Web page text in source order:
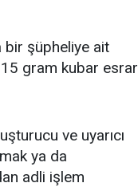
bir şüpheliye ait
gram kubar esrar
ve uyarıcı
ya da
adli işlem